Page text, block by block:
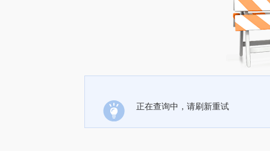
正在查询中，请刷新重试